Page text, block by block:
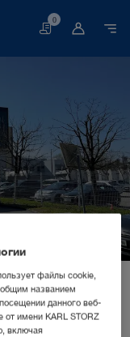
Корзина
0
d.o.o.
файлы cookie,
названием
данного веб-
от имени KARL STORZ
включая